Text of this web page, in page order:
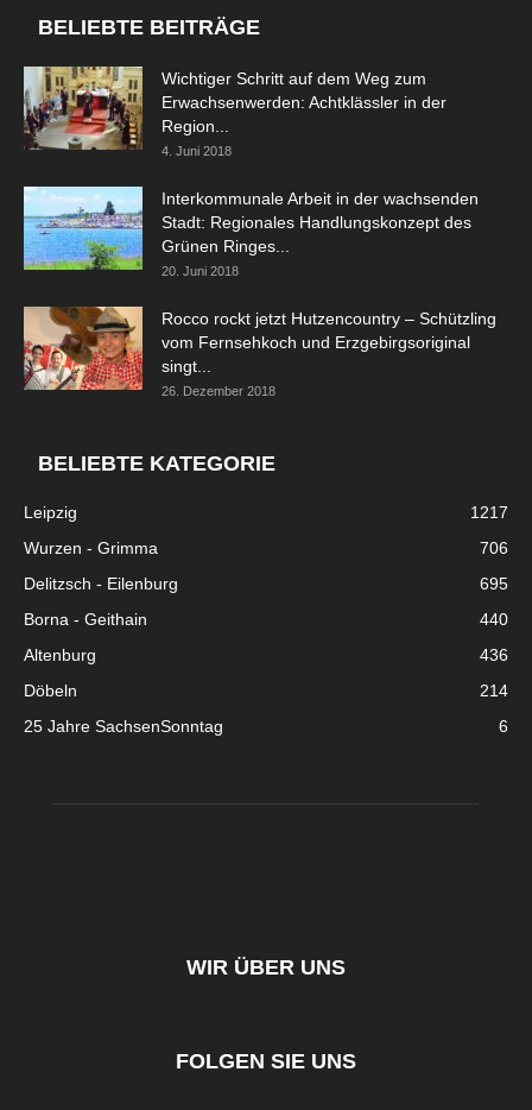
BELIEBTE BEITRÄGE
Wichtiger Schritt auf dem Weg zum
Erwachsenwerden: Achtklässler in der
Region...
4. Juni 2018
Interkommunale Arbeit in der wachsenden
Stadt: Regionales Handlungskonzept des
Grünen Ringes...
20. Juni 2018
Rocco rockt jetzt Hutzencountry – Schützling
vom Fernsehkoch und Erzgebirgsoriginal
singt...
26. Dezember 2018
BELIEBTE KATEGORIE
Leipzig
1217
Wurzen - Grimma
706
Delitzsch - Eilenburg
695
Borna - Geithain
440
Altenburg
436
Döbeln
214
25 Jahre SachsenSonntag
6
WIR ÜBER UNS
FOLGEN SIE UNS